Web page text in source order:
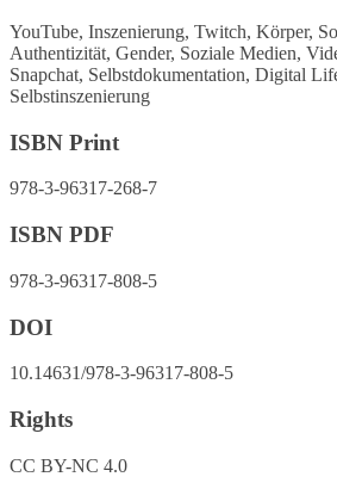
YouTube, Inszenierung, Twitch, Körper,
Authentizität, Gender, Soziale Medien,
Snapchat, Selbstdokumentation, Digital
Selbstinszenierung
ISBN Print
978-3-96317-268-7
ISBN PDF
978-3-96317-808-5
DOI
10.14631/978-3-96317-808-5
Rights
CC BY-NC 4.0